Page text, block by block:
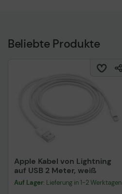
Beliebte Produkte
Apple Kabel von Lightning
auf USB 2 Meter, weiß
Auf Lager: Lieferung in 1-2 Werktagen